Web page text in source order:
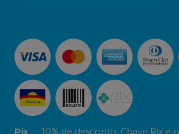
Pix - 10% de desconto. Chave Pix e